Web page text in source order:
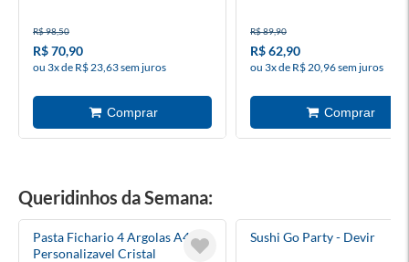
R$ 98,50
R$ 70,90
ou 3x de R$ 23,63 sem juros
R$ 89,90
R$ 62,90
ou 3x de R$ 20,96 sem juros
Queridinhos da Semana:
Pasta Fichario 4 Argolas A4
Personalizavel Cristal
Sushi Go Party - Devir